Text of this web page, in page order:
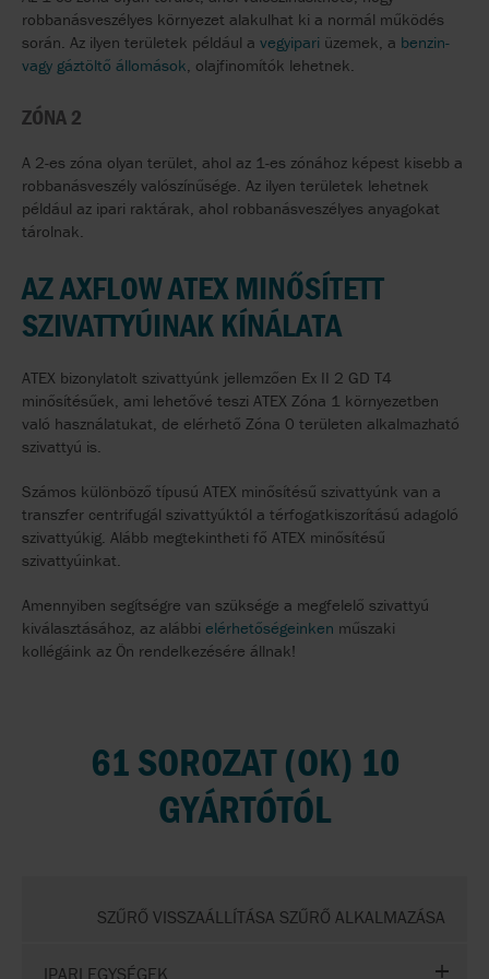
robbanásveszélyes környezet alakulhat ki a normál működés
során. Az ilyen területek például a vegyipari üzemek, a benzin-
vagy gáztöltő állomások , olajfinomítók lehetnek.
ZÓNA 2
A 2-es zóna olyan terület, ahol az 1-es zónához képest kisebb a
robbanásveszély valószínűsége. Az ilyen területek lehetnek
például az ipari raktárak, ahol robbanásveszélyes anyagokat
tárolnak.
AZ AXFLOW ATEX MINŐSÍTETT
SZIVATTYÚINAK KÍNÁLATA
ATEX bizonylatolt szivattyúnk jellemzően Ex II 2 GD T4
minősítésűek, ami lehetővé teszi ATEX Zóna 1 környezetben
való használatukat, de elérhető Zóna 0 területen alkalmazható
szivattyú is.
Számos különböző típusú ATEX minősítésű szivattyúnk van a
transzfer centrifugál szivattyúktól a térfogatkiszorítású adagoló
szivattyúkig. Alább megtekintheti fő ATEX minősítésű
szivattyúinkat.
Amennyiben segítségre van szüksége a megfelelő szivattyú
kiválasztásához, az alábbi elérhetőségeinken műszaki
kollégáink az Ön rendelkezésére állnak!
61 SOROZAT (OK) 10
GYÁRTÓTÓL
SZŰRŐ VISSZAÁLLÍTÁSA SZŰRŐ ALKALMAZÁSA
IPARI EGYSÉGEK